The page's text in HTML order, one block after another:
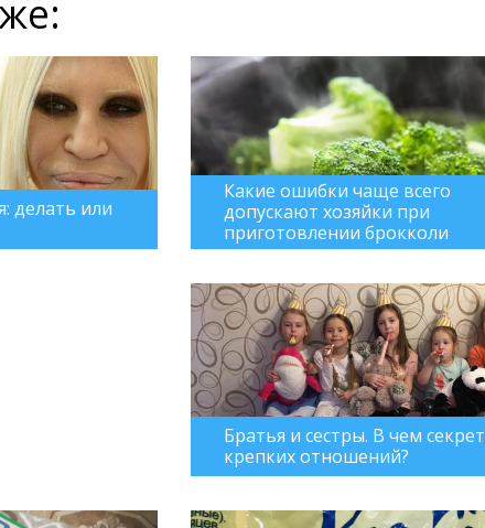
делать или
Какие ошибки чаще всего
допускают хозяйки при
приготовлении брокколи
Братья и сестры. В чем секрет
крепких отношений?